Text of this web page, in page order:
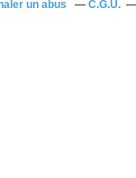
un abus C.G.U.